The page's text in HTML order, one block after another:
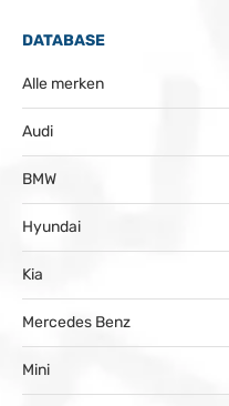
DATABASE
Alle merken
Audi
BMW
Hyundai
Kia
Mercedes Benz
Mini